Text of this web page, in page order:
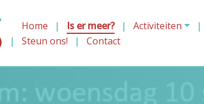
Home Is er meer? Activiteiten
Steun ons!
Contact